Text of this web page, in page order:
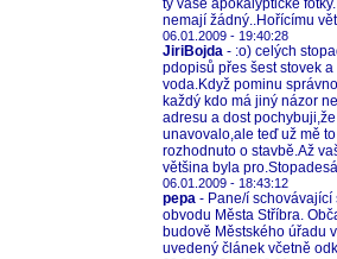
ty vaše apokalyptické
nemají žádný..Hořícímu
06.01.2009 - 19:40:28
JiriBojda - :o) celých
pdopisů přes šest stovek
voda.Když pominu
každý kdo má jiný názor
adresu a dost
unavovalo,ale teď už mě
rozhodnuto o stavbě.Až
většina byla
06.01.2009 - 18:43:12
pepa - Pane/í schovávající
obvodu Města Stříbra.
budově Městského úřadu
uvedený článek včetně